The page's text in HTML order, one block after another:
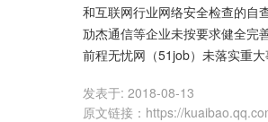
和互联网行业网络安全检查的自
劢杰通信等企业未按要求健全完
前程无忧网（51job）未落实重
发表于: 2018-08-13
原文链接 ： https://